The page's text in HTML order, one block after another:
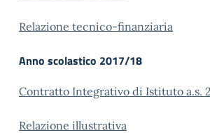
Relazione tecnico-finanziaria
Anno scolastico 2017/18
Contratto Integrativo di Istituto a.s.
Relazione illustrativa